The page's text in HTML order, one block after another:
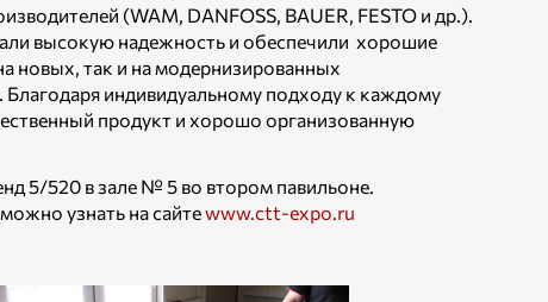
(WAM, DANFOSS, BAUER, FESTO и др.).
высокую надежность и обеспечили хорошие
новых, так и на модернизированных
Благодаря индивидуальному подходу к каждому
продукт и хорошо организованную
5/520 в зале № 5 во втором павильоне.
узнать на сайтеwww.ctt-expo.ru